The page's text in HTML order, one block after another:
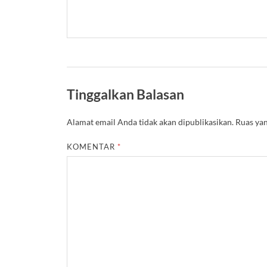
Tinggalkan Balasan
Alamat email Anda tidak akan dipublikasikan. Ruas
KOMENTAR *